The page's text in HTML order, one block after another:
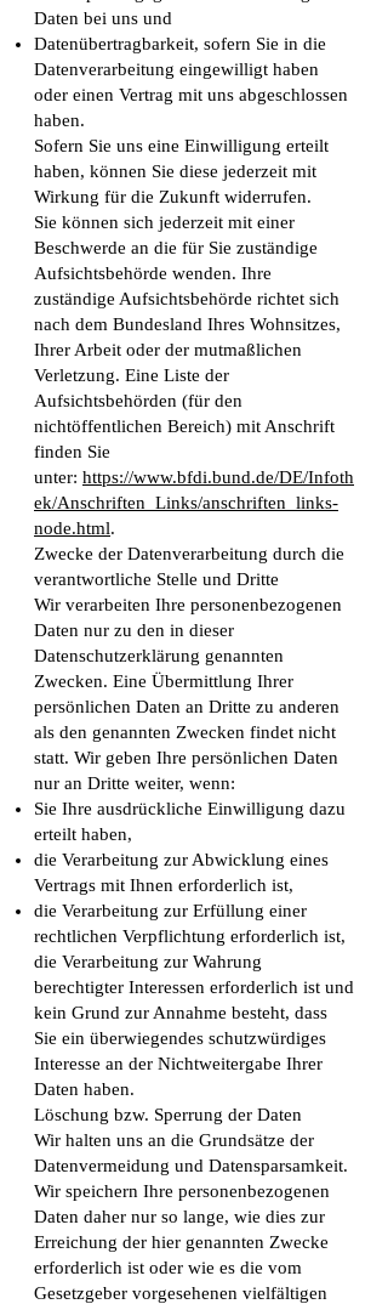
Daten bei uns und
Datenübertragbarkeit, sofern Sie in die
Datenverarbeitung eingewilligt haben
oder einen Vertrag mit uns abgeschlossen
haben.
Sofern Sie uns eine Einwilligung erteilt
haben, können Sie diese jederzeit mit
Wirkung für die Zukunft widerrufen.
Sie können sich jederzeit mit einer
Beschwerde an die für Sie zuständige
Aufsichtsbehörde wenden. Ihre
zuständige Aufsichtsbehörde richtet sich
nach dem Bundesland Ihres Wohnsitzes,
Ihrer Arbeit oder der mutmaßlichen
Verletzung. Eine Liste der
Aufsichtsbehörden (für den
nichtöffentlichen Bereich) mit Anschrift
finden Sie
unter: https://www.bfdi.bund.de/DE/Infoth
ek/Anschriften_Links/anschriften_links-
node.html.
Zwecke der Datenverarbeitung durch die
verantwortliche Stelle und Dritte
Wir verarbeiten Ihre personenbezogenen
Daten nur zu den in dieser
Datenschutzerklärung genannten
Zwecken. Eine Übermittlung Ihrer
persönlichen Daten an Dritte zu anderen
als den genannten Zwecken findet nicht
statt. Wir geben Ihre persönlichen Daten
nur an Dritte weiter, wenn:
Sie Ihre ausdrückliche Einwilligung dazu
erteilt haben,
die Verarbeitung zur Abwicklung eines
Vertrags mit Ihnen erforderlich ist,
die Verarbeitung zur Erfüllung einer
rechtlichen Verpflichtung erforderlich ist,
die Verarbeitung zur Wahrung
berechtigter Interessen erforderlich ist und
kein Grund zur Annahme besteht, dass
Sie ein überwiegendes schutzwürdiges
Interesse an der Nichtweitergabe Ihrer
Daten haben.
Löschung bzw. Sperrung der Daten
Wir halten uns an die Grundsätze der
Datenvermeidung und Datensparsamkeit.
Wir speichern Ihre personenbezogenen
Daten daher nur so lange, wie dies zur
Erreichung der hier genannten Zwecke
erforderlich ist oder wie es die vom
Gesetzgeber vorgesehenen vielfältigen